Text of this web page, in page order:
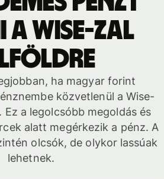
Wise-zal
ha magyar forint
közvetlenül a Wise-
Ez a legolcsóbb megoldás és
alatt megérkezik a pénz. A
olcsók, de olykor lassúak
lehetnek.